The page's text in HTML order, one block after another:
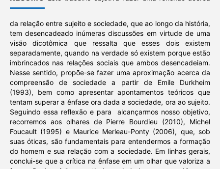
da relação entre sujeito e sociedade, que ao longo da história,
tem desencadeado inúmeras discussões em virtude de uma
visão dicotômica que ressalta que esses dois existem
separadamente, quando na verdade só existem porque estão
imbrincados nas relações sociais que ambos desencadeiam.
Nesse sentido, propõe-se fazer uma aproximação acerca da
compreensão de sociedade a partir de Emile Durkheim
(1993), bem como apresentar apontamentos teóricos que
tentam superar a ênfase ora dada a sociedade, ora ao sujeito.
Seguindo essa reflexão e para alcançarmos nosso objetivo,
recorremos aos olhares de Pierre Bourdieu (2010), Michel
Foucault (1995) e Maurice Merleau-Ponty (2006), que, sob
suas óticas, são fundamentais para entendermos a formação
do homem e sua relação com a sociedade. Em linhas gerais,
conclui-se que a crítica na ênfase em um olhar que valoriza a